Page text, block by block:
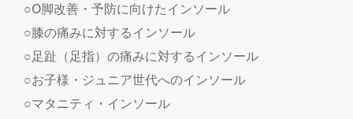
○O脚改善・予防に向けたインソール
○膝の痛みに対するインソール
○足趾（足指）の痛みに対するインソール
○お子様・ジュニア世代へのインソール
○マタニティ・インソール